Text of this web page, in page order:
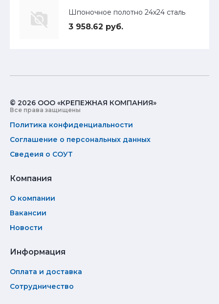
Шпоночное полотно 24х24 сталь
3 958.62 руб.
© 2026 ООО «КРЕПЕЖНАЯ КОМПАНИЯ»
Все права защищены
Политика конфиденциальности
Соглашение о персональных данных
Сведеия о СОУТ
Компания
О компании
Вакансии
Новости
Информация
Оплата и доставка
Сотрудничество